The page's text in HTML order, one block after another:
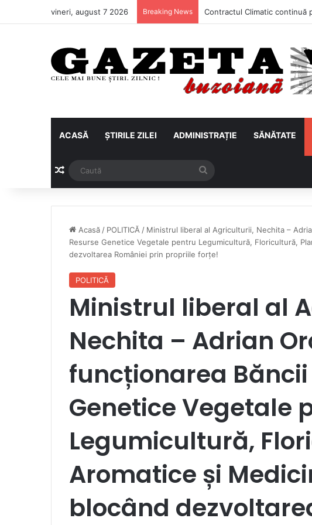
vineri, august 7 2026 Breaking News
ACASĂ ȘTIRILE ZILEI ADMINISTRAȚIE SĂNĂTATE
Articol aleatoriu
Acasă / POLITICĂ / Ministrul liberal al Agriculturii, Nechita –
Resurse Genetice Vegetale pentru Legumicultură, Floricultură,
dezvoltarea României prin propriile forțe!
POLITICĂ
Ministrul liberal al
Nechita – Adrian
funcționarea Băncii
Genetice Vegetale
Legumicultură,
Aromatice și
blocând